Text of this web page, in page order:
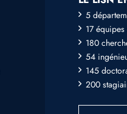
5
17
180
54
145
200